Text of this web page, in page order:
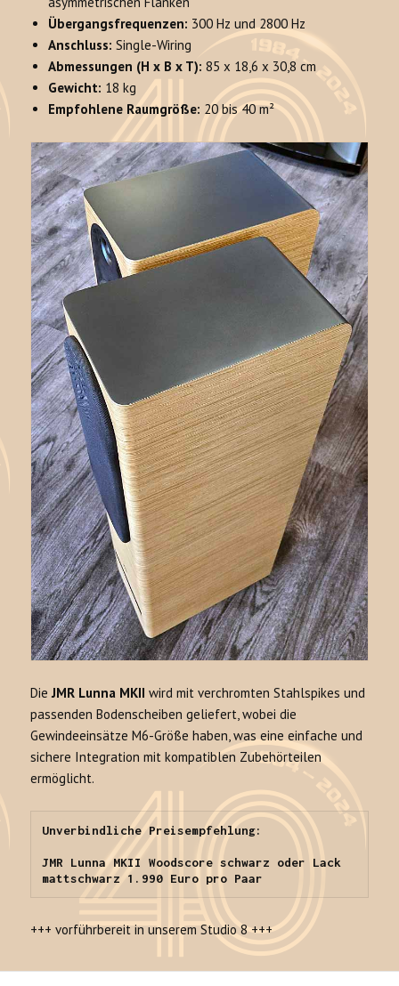
Übergangsfrequenzen: 300 Hz und 2800 Hz
Anschluss: Single-Wiring
Abmessungen (H x B x T): 85 x 18,6 x 30,8 cm
Gewicht: 18 kg
Empfohlene Raumgröße: 20 bis 40 m²
DieJMR Lunna MKII wird mit verchromten Stahlspikes und
passenden Bodenscheiben geliefert, wobei die
Gewindeeinsätze M6-Größe haben, was eine einfache und
sichere Integration mit kompatiblen Zubehörteilen
ermöglicht.
Unverbindliche Preisempfehlung:
JMR Lunna MKII Woodscore schwarz oder Lack
mattschwarz 1.990 Euro pro Paar
+++ vorführbereit in unserem Studio 8 +++